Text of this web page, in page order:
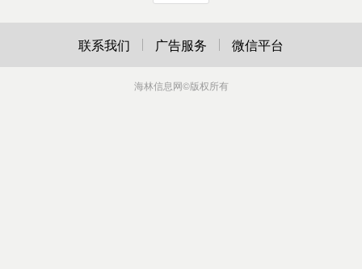
联系我们 广告服务 微信平台
海林信息网©版权所有